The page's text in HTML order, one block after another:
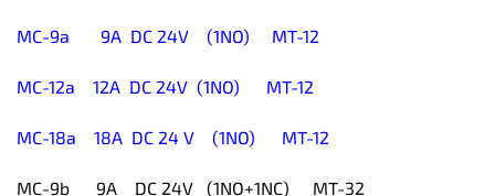
MC-9a 9A DC 24V (1NO) MT-12
MC-12a 12A DC 24V (1NO) MT-12
MC-18a 18A DC 24 V (1NO) MT-12
MC-9b 9A DC 24V (1NO+1NC) MT-32